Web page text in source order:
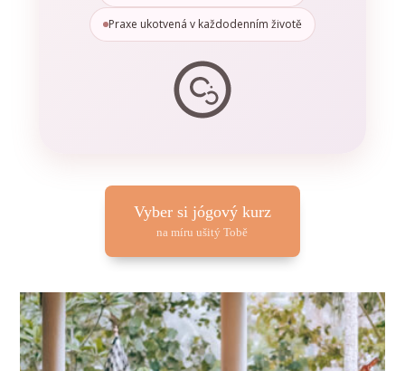
Praxe ukotvená v každodenním životě
Vyber si jógový kurz
na míru ušitý Tobě